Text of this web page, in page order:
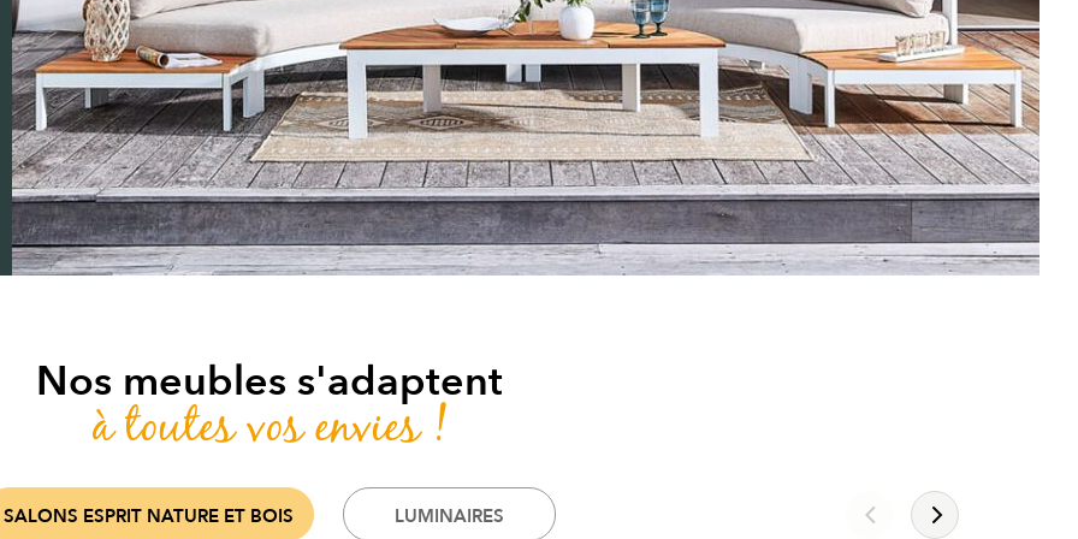
Leather!
JE DÉCOUVRE
DÉCOUVREZ LA COLLECTION 2026
Nos meubles s'adaptent
à toutes vos envies !
SALONS ESPRIT NATURE ET BOIS LUMINAIRES